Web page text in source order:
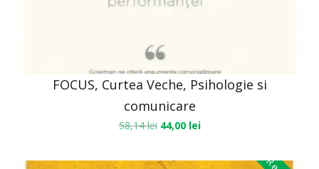
FOCUS, Curtea Veche, Psihologie si
comunicare
58,14lei 44,00 lei